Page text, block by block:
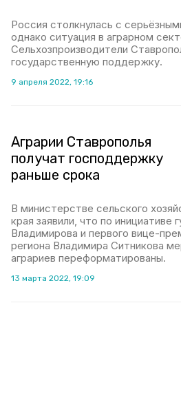
Россия столкнулась с
однако ситуация в аграрном
Сельхозпроизводители
государственную поддержку.
9 апреля 2022, 19:16
Аграрии Ставрополья
получат господдержку
раньше срока
В министерстве сельского
края заявили, что по инициативе
Владимирова и первого вице-
региона Владимира Ситникова
аграриев переформатированы.
13 марта 2022, 19:09